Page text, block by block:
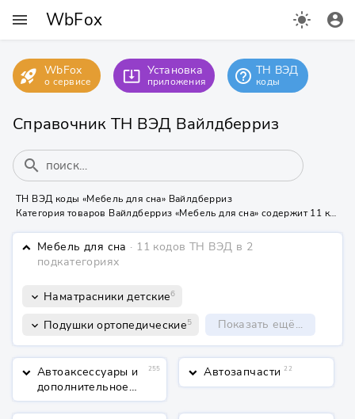
menu WbFox light_mode account_circle
rocket_launch WbFox
о сервисе system_update_alt Установка
приложения help_outline ТН ВЭД
коды
Справочник ТН ВЭД Вайлдберриз
search
ТН ВЭД коды «Мебель для сна» Вайлдберриз
Категория товаров Вайлдберриз «Мебель для сна» содержит 11 кодов ТН ВЭД в подкатегориях «Наматрасники детские», «Подушки ортопедические» и др.
keyboard_arrow_down Мебель для сна · 11 кодов ТН ВЭД в 2
подкатегориях
keyboard_arrow_down Наматрасники детские6
keyboard_arrow_down Подушки ортопедические5 Показать ещё...
keyboard_arrow_down Автоаксессуары и
дополнительное
оборудование
255 keyboard_arrow_down Автозапчасти 22